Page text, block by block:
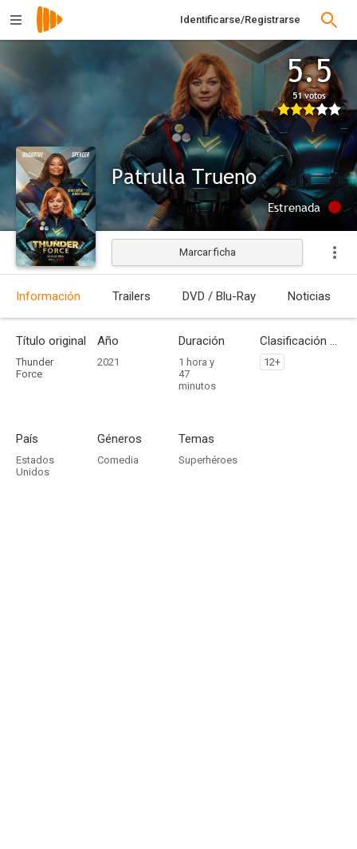
Identificarse/Registrarse
5.5
51 votos
Patrulla Trueno
Estrenada
Marcar ficha
Información Trailers DVD / Blu-Ray Noticias
Título original
Thunder
Force
Año
2021
Duración
1 hora y
47
minutos
Clasificación por edades
12+
País
Estados
Unidos
Géneros
Comedia
Temas
Superhéroes